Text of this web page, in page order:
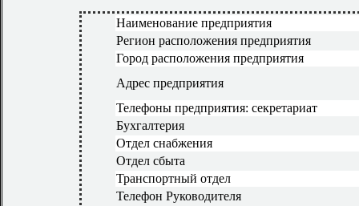
Наименование предприятия
Регион расположения предприятия
Город расположения предприятия
Адрес предприятия
Телефоны предприятия: секретариат
Бухгалтерия
Отдел снабжения
Отдел сбыта
Транспортный отдел
Телефон Руководителя